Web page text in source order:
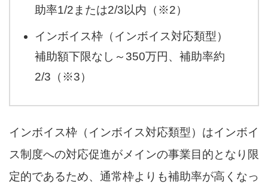
助率1/2または2/3以内（※2）
インボイス枠（インボイス対応類型）
補助額下限なし～350万円、補助率約
2/3（※3）
インボイス枠（インボイス対応類型）はインボイ
ス制度への対応促進がメインの事業目的となり限
定的であるため、通常枠よりも補助率が高くなっ